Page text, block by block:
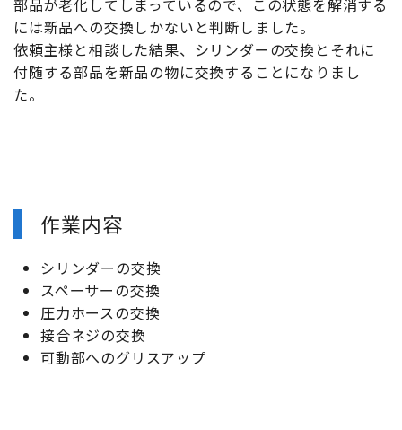
部品が老化してしまっているので、この状態を解消する
には新品への交換しかないと判断しました。
依頼主様と相談した結果、シリンダーの交換とそれに
付随する部品を新品の物に交換することになりまし
た。
作業内容
シリンダーの交換
スペーサーの交換
圧力ホースの交換
接合ネジの交換
可動部へのグリスアップ